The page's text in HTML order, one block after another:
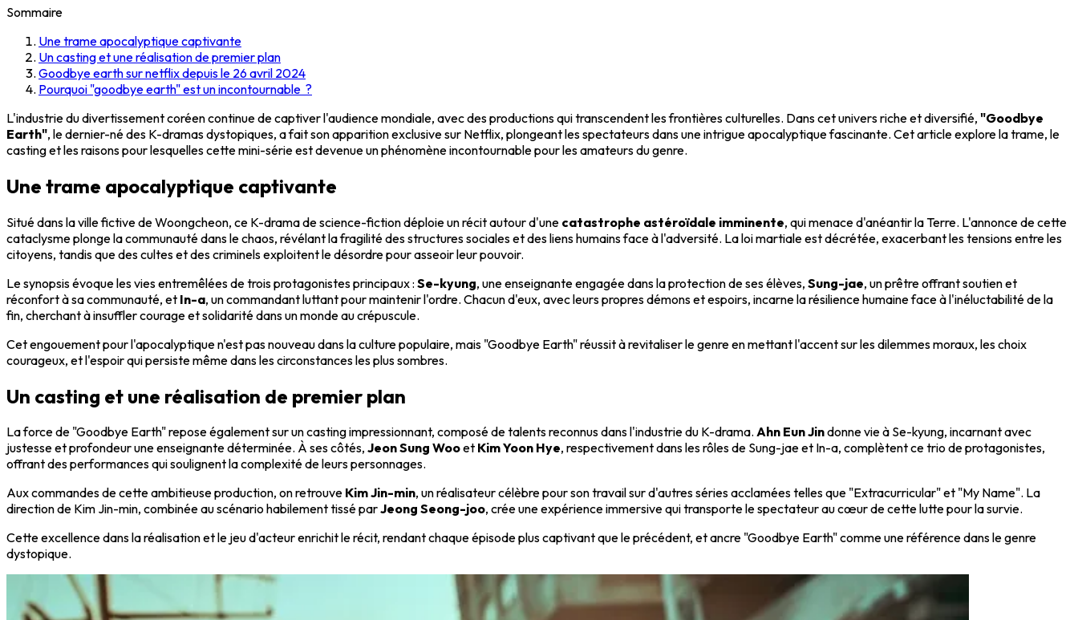
Sommaire
Une trame apocalyptique captivante
Un casting et une réalisation de premier plan
Goodbye earth sur netflix depuis le 26 avril 2024
Pourquoi "goodbye earth" est un incontournable ?
L'industrie du divertissement coréen continue de captiver l'audience mondiale, avec des productions qui transcendent les frontières culturelles. Dans cet univers riche et diversifié, "Goodbye
Earth", le dernier-né des K-dramas dystopiques, a fait son apparition exclusive sur Netflix, plongeant les spectateurs dans une intrigue apocalyptique fascinante. Cet article explore la trame, le
casting et les raisons pour lesquelles cette mini-série est devenue un phénomène incontournable pour les amateurs du genre.
Une trame apocalyptique captivante
Situé dans la ville fictive de Woongcheon, ce K-drama de science-fiction déploie un récit autour d'une catastrophe astéroïdale imminente, qui menace d'anéantir la Terre. L'annonce de cette
cataclysme plonge la communauté dans le chaos, révélant la fragilité des structures sociales et des liens humains face à l'adversité. La loi martiale est décrétée, exacerbant les tensions entre les
citoyens, tandis que des cultes et des criminels exploitent le désordre pour asseoir leur pouvoir.
Le synopsis évoque les vies entremêlées de trois protagonistes principaux : Se-kyung, une enseignante engagée dans la protection de ses élèves, Sung-jae, un prêtre offrant soutien et
réconfort à sa communauté, et In-a, un commandant luttant pour maintenir l'ordre. Chacun d'eux, avec leurs propres démons et espoirs, incarne la résilience humaine face à l'inéluctabilité de la
fin, cherchant à insuffler courage et solidarité dans un monde au crépuscule.
Cet engouement pour l'apocalyptique n'est pas nouveau dans la culture populaire, mais "Goodbye Earth" réussit à revitaliser le genre en mettant l'accent sur les dilemmes moraux, les choix
courageux, et l'espoir qui persiste même dans les circonstances les plus sombres.
Un casting et une réalisation de premier plan
La force de "Goodbye Earth" repose également sur un casting impressionnant, composé de talents reconnus dans l'industrie du K-drama. Ahn Eun Jindonne vie à Se-kyung, incarnant avec
justesse et profondeur une enseignante déterminée. À ses côtés, Jeon Sung Wooet Kim Yoon Hye, respectivement dans les rôles de Sung-jae et In-a, complètent ce trio de protagonistes,
offrant des performances qui soulignent la complexité de leurs personnages.
Aux commandes de cette ambitieuse production, on retrouve Kim Jin-min, un réalisateur célèbre pour son travail sur d'autres séries acclamées telles que "Extracurricular" et "My Name". La
direction de Kim Jin-min, combinée au scénario habilement tissé parJeong Seong-joo, crée une expérience immersive qui transporte le spectateur au cœur de cette lutte pour la survie.
Cette excellence dans la réalisation et le jeu d'acteur enrichit le récit, rendant chaque épisode plus captivant que le précédent, et ancre "Goodbye Earth" comme une référence dans le genre
dystopique.